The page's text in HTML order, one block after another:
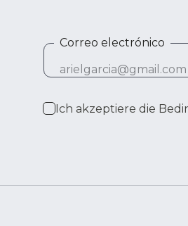
Correo electrónico
Ich akzeptiere die